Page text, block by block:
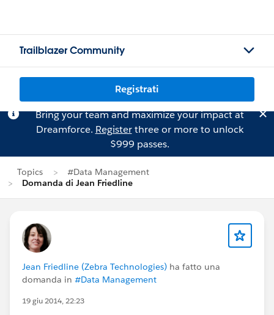
Trailblazer Community
Registrati
Bring your team and maximize your impact at
Dreamforce. Registerthree or more to unlock
$999 passes.
Topics
#Data Management
Domanda di Jean Friedline
Jean Friedline (Zebra Technologies) ha fatto una
domanda in #Data Management
19 giu 2014, 22:23